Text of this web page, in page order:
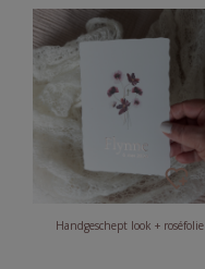
Handgeschept look + roséfolie